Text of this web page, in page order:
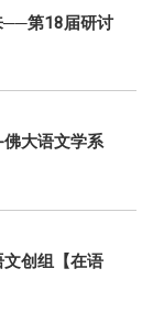
──第18届研讨
大语文学系
创组【在语